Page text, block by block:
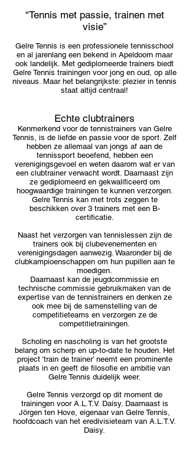
“Tennis met passie, trainen met
visie”
Gelre Tennis is een professionele tennisschool
en al jarenlang een bekend in Apeldoorn maar
ook landelijk. Met gediplomeerde trainers biedt
Gelre Tennis trainingen voor jong en oud, op alle
niveaus. Maar het belangrijkste: plezier in tennis
staat altijd centraal!
Echte clubtrainers
Kenmerkend voor de tennistrainers van Gelre
Tennis, is de liefde en passie voor de sport. Zelf
hebben ze allemaal van jongs af aan de
tennissport beoefend, hebben een
verenigingsgevoel en weten daarom wat er van
een clubtrainer verwacht wordt. Daarnaast zijn
ze gediplomeerd en gekwalificeerd om
hoogwaardige trainingen te kunnen verzorgen.
Gelre Tennis kan met trots zeggen te
beschikken over 3 trainers met een B-
certificatie.
Naast het verzorgen van tennislessen zijn de
trainers ook bij clubevenementen en
verenigingsdagen aanwezig. Waaronder bij de
clubkampioenschappen om hun pupillen aan te
moedigen.
Daarnaast kan de jeugdcommissie en
technische commissie gebruikmaken van de
expertise van de tennistrainers en denken ze
ook mee bij de samenstelling van de
competitieteams en verzorgen ze de
competitietrainingen.
Scholing en nascholing is van het grootste
belang om scherp en up-to-date te houden. Het
project ‘train de trainer’ neemt een prominente
plaats in en geeft de filosofie en ambitie van
Gelre Tennis duidelijk weer.
Gelre Tennis verzorgd op dit moment de
trainingen voor A.L.T.V. Daisy. Daarnaast is
Jörgen ten Hove, eigenaar van Gelre Tennis,
hoofdcoach van het eredivisieteam van A.L.T.V.
Daisy.